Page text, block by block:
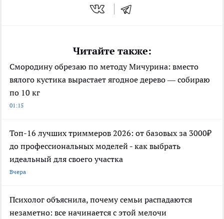
Читайте также:
Смородину обрезаю по методу Мичурина: вместо
вялого кустика вырастает ягодное дерево — собираю
по 10 кг
01:15
Топ-16 лучших триммеров 2026: от базовых за 3000₽
до профессиональных моделей - как выбрать
идеальный для своего участка
Вчера
Психолог объяснила, почему семьи распадаются
незаметно: все начинается с этой мелочи